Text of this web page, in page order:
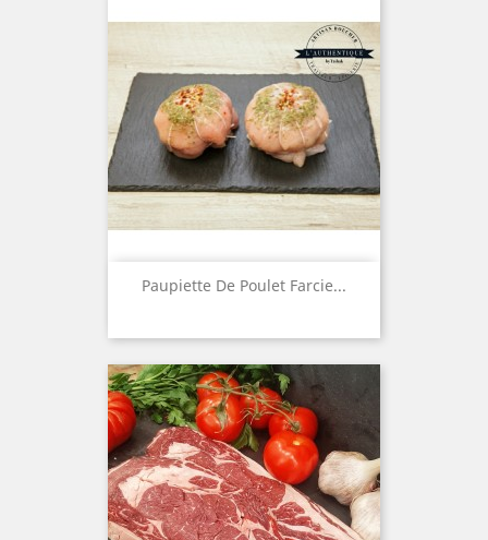
Paupiette De Poulet Farcie...